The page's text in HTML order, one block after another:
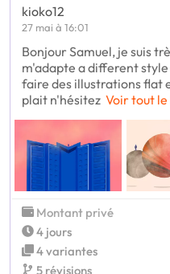
kioko12
27 mai à 16:01
Bonjour Samuel, je suis
m'adapte a different
faire des illustrations flat
plait n'hésitez Voir tout
Montant privé
4 jours
4 variantes
5 révisions